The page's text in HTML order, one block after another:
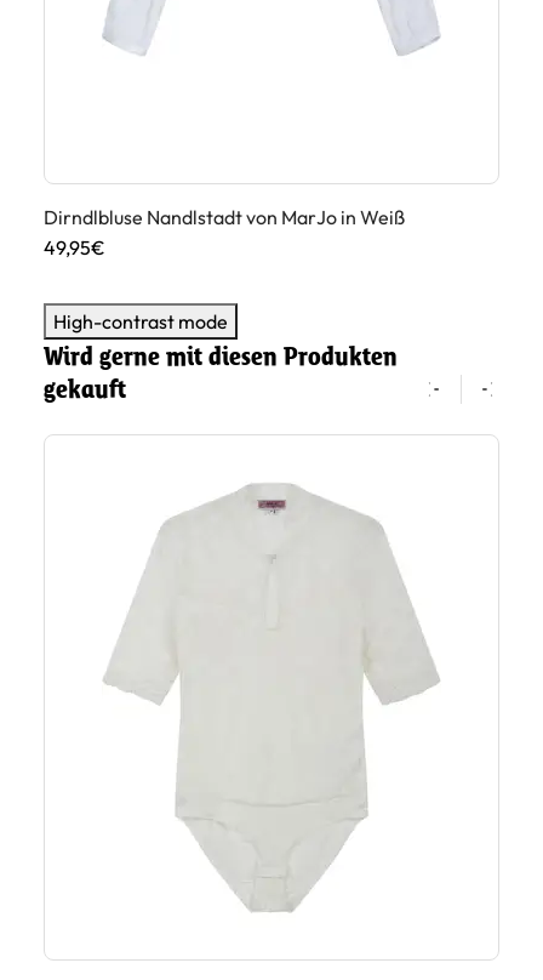
Dirndlbluse Nandlstadt von MarJo in Weiß
49,95€
High-contrast mode
Wird gerne mit diesen Produkten
gekauft